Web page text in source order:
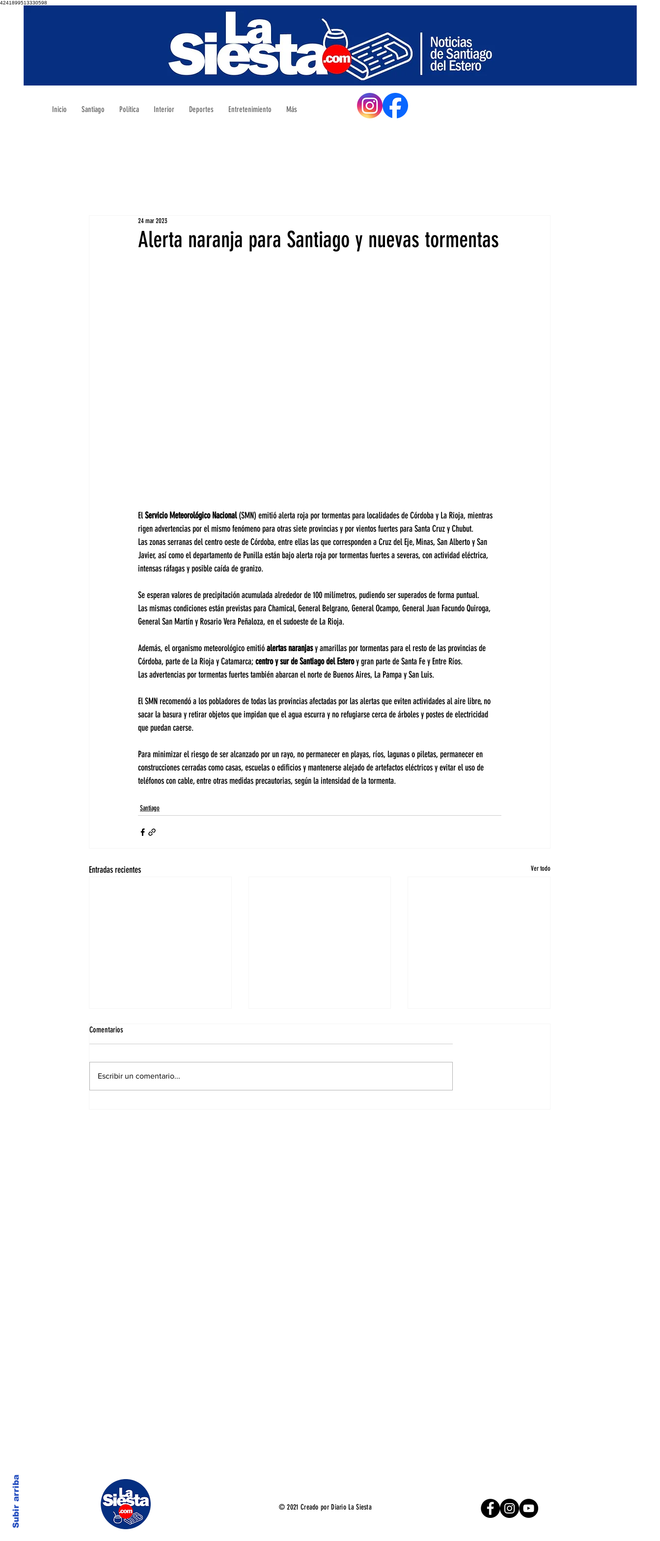
4241899513330598
Inicio Santiago Política Interior Deportes Entretenimiento Más
Alerta naranja para Santiago y nuevas tormentas
24 mar 2023
El Servicio Meteorológico Nacional (SMN) emitió alerta roja por tormentas para localidades de Córdoba y La Rioja, mientras
rigen advertencias por el mismo fenómeno para otras siete provincias y por vientos fuertes para Santa Cruz y Chubut.
Las zonas serranas del centro oeste de Córdoba, entre ellas las que corresponden a Cruz del Eje, Minas, San Alberto y San
Javier, así como el departamento de Punilla están bajo alerta roja por tormentas fuertes a severas, con actividad eléctrica,
intensas ráfagas y posible caída de granizo.
Se esperan valores de precipitación acumulada alrededor de 100 milímetros, pudiendo ser superados de forma puntual.
Las mismas condiciones están previstas para Chamical, General Belgrano, General Ocampo, General Juan Facundo Quiroga,
General San Martín y Rosario Vera Peñaloza, en el sudoeste de La Rioja.
Además, el organismo meteorológico emitió alertas naranjas y amarillas por tormentas para el resto de las provincias de
Córdoba, parte de La Rioja y Catamarca; centro y sur de Santiago del Estero y gran parte de Santa Fe y Entre Ríos.
Las advertencias por tormentas fuertes también abarcan el norte de Buenos Aires, La Pampa y San Luis.
El SMN recomendó a los pobladores de todas las provincias afectadas por las alertas que eviten actividades al aire libre, no
sacar la basura y retirar objetos que impidan que el agua escurra y no refugiarse cerca de árboles y postes de electricidad
que puedan caerse.
Para minimizar el riesgo de ser alcanzado por un rayo, no permanecer en playas, ríos, lagunas o piletas, permanecer en
construcciones cerradas como casas, escuelas o edificios y mantenerse alejado de artefactos eléctricos y evitar el uso de
teléfonos con cable, entre otras medidas precautorias, según la intensidad de la tormenta.
Santiago
Entradas recientes Ver todo
Comentarios
Escribir un comentario...
Subir arriba © 2021 Creado por Diario La Siesta